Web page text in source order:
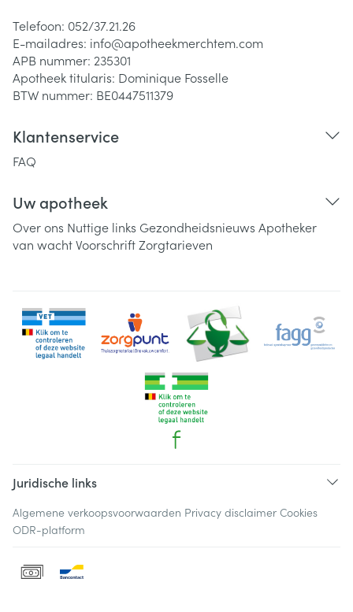
Telefoon: 052/37.21.26
E-mailadres: info@apotheekmerchtem.com
APB nummer: 235301
Apotheek titularis: Dominique Fosselle
BTW nummer: BE0447511379
Klantenservice
FAQ
Uw apotheek
Over ons Nuttige links Gezondheidsnieuws Apotheker
van wachtVoorschriftZorgtarieven
Juridische links
Algemene verkoopsvoorwaarden Privacy disclaimer Cookies
ODR-platform